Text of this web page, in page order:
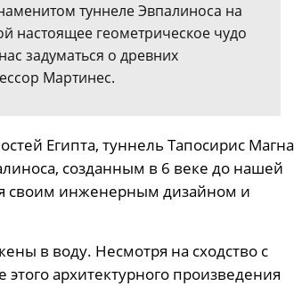
туннеле Эвпалиноса на
настоящее геометрическое чудо
задуматься о древних
Мартинес.
Египта, туннель Тапосирис Магна
созданным в 6 веке до нашей
своим инженерным дизайном и
в воду. Несмотря на сходство с
архитектурного произведения